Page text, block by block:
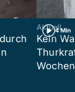
4 Min
Aktuell
Kein